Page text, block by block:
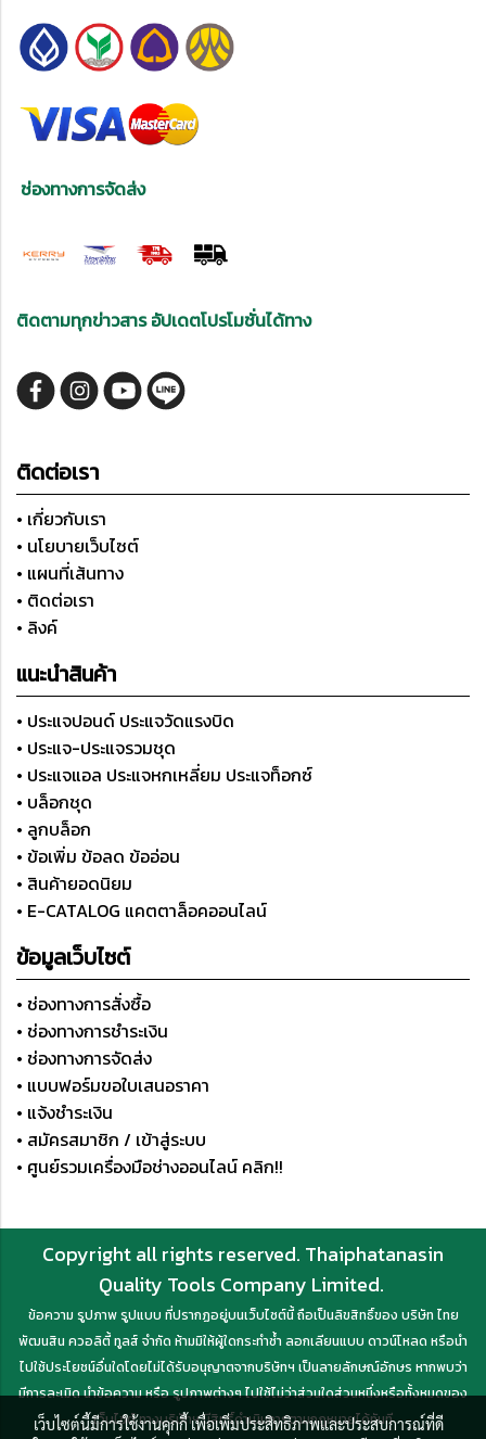
ช่องทางการจัดส่ง
ติดตามทุกข่าวสาร อัปเดตโปรโมชั่นได้ทาง
ติดต่อเรา
• เกี่ยวกับเรา
• นโยบายเว็บไซต์
• แผนที่เส้นทาง
• ติดต่อเรา
• ลิงค์
แนะนำสินค้า
• ประแจปอนด์ ประแจวัดแรงบิด
• ประแจ-ประแจรวมชุด
• ประแจแอล ประแจหกเหลี่ยม ประแจท็อกซ์
• บล็อกชุด
• ลูกบล็อก
• ข้อเพิ่ม ข้อลด ข้ออ่อน
• สินค้ายอดนิยม
• E-CATALOG แคตตาล็อคออนไลน์
ข้อมูลเว็บไซต์
• ช่องทางการสั่งซื้อ
• ช่องทางการชำระเงิน
• ช่องทางการจัดส่ง
• แบบฟอร์มขอใบเสนอราคา
• แจ้งชำระเงิน
• สมัครสมาชิก / เข้าสู่ระบบ
• ศูนย์รวมเครื่องมือช่างออนไลน์ คลิก!!
Copyright all rights reserved. Thaiphatanasin
Quality Tools Company Limited.
ข้อความ รูปภาพ รูปแบบ ที่ปรากฏอยู่บนเว็บไซต์นี้ ถือเป็นลิขสิทธิ์ของ บริษัท ไทย
พัฒนสิน ควอลิตี้ ทูลส์ จำกัด ห้ามมิให้ผู้ใดกระทำซ้ำ ลอกเลียนแบบ ดาวน์โหลด หรือนำ
ไปใช้ประโยชน์อื่นใดโดยไม่ได้รับอนุญาตจากบริษัทฯ เป็นลายลักษณ์อักษร หากพบว่า
มีการละเมิด นำข้อความ หรือ รูปภาพต่างๆ ไปใช้ไม่ว่าส่วนใดส่วนหนึ่งหรือทั้งหมดของ
เว็บไซต์ ทางบริษัทฯ มีสิทธิ์ดำเนินการตามกฎหมายได้ทันที
เว็บไซต์นี้มีการใช้งานคุกกี้ เพื่อเพิ่มประสิทธิภาพและประสบการณ์ที่ดี